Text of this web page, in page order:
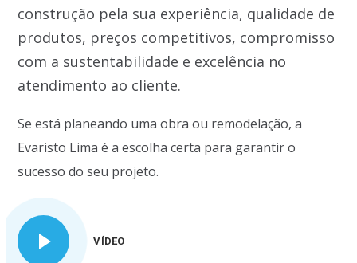
construção pela sua experiência, qualidade de
produtos, preços competitivos, compromisso
com a sustentabilidade e excelência no
atendimento ao cliente.
Se está planeando uma obra ou remodelação, a
Evaristo Lima é a escolha certa para garantir o
sucesso do seu projeto.
VÍDEO